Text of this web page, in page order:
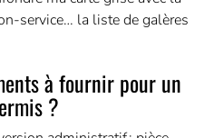
service… la liste de galères
à fournir pour un
?